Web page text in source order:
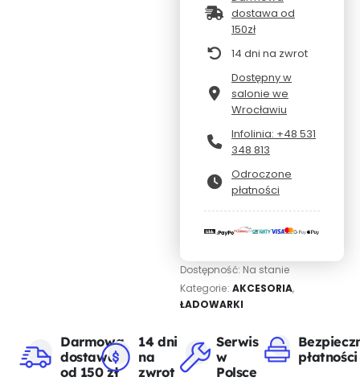
dostawa od
150zł
14 dni na zwrot
Dostępny w
salonie we
Wrocławiu
Infolinia: +48 531
348 813
Odroczone
płatności
Dostępność: Na stanie
Kategorie: AKCESORIA,
ŁADOWARKI
Darmowa
dostawa
od 150 zł
14 dni
na
zwrot
Serwis
w
Polsce
płatności